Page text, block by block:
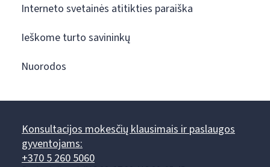
Interneto svetainės atitikties paraiška
Ieškome turto savininkų
Nuorodos
Konsultacijos mokesčių klausimais ir paslaugos
gyventojams:
+370 5 260 5060